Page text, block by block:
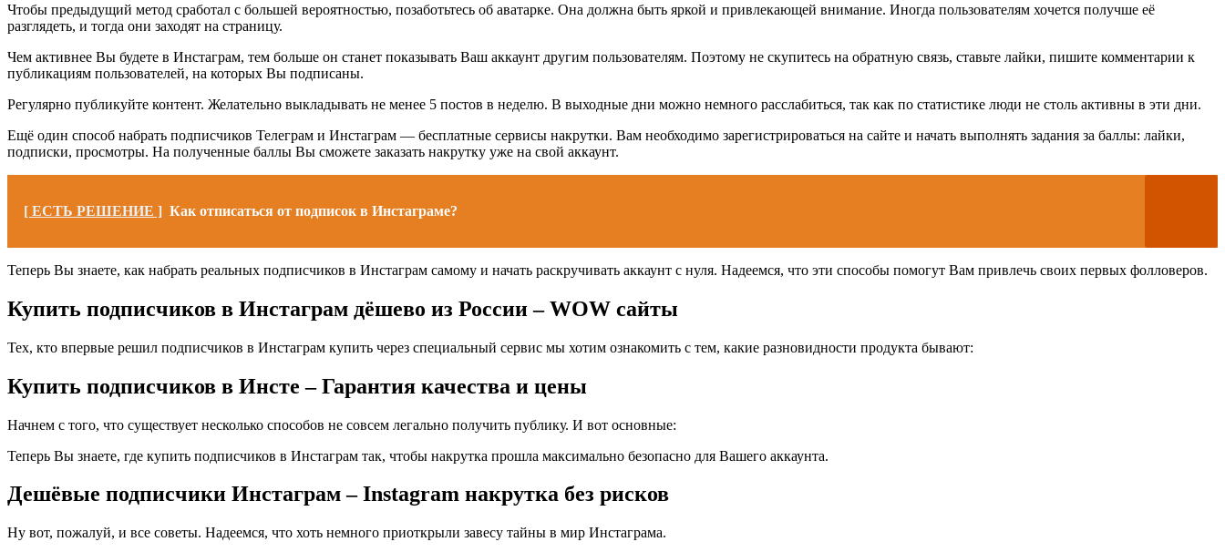
Чтобы предыдущий метод сработал с большей вероятностью, позаботьтесь об аватарке. Она должна быть яркой и привлекающей внимание. Иногда пользователям хочется получше её
разглядеть, и тогда они заходят на страницу.
Чем активнее Вы будете в Инстаграм, тем больше он станет показывать Ваш аккаунт другим пользователям. Поэтому не скупитесь на обратную связь, ставьте лайки, пишите комментарии к
публикациям пользователей, на которых Вы подписаны.
Регулярно публикуйте контент. Желательно выкладывать не менее 5 постов в неделю. В выходные дни можно немного расслабиться, так как по статистике люди не столь активны в эти дни.
Ещё один способ набрать подписчиков Телеграм и Инстаграм — бесплатные сервисы накрутки. Вам необходимо зарегистрироваться на сайте и начать выполнять задания за баллы: лайки,
подписки, просмотры. На полученные баллы Вы сможете заказать накрутку уже на свой аккаунт.
[ ЕСТЬ РЕШЕНИЕ ] Как отписаться от подписок в Инстаграме?
Теперь Вы знаете, как набрать реальных подписчиков в Инстаграм самому и начать раскручивать аккаунт с нуля. Надеемся, что эти способы помогут Вам привлечь своих первых фолловеров.
Купить подписчиков в Инстаграм дёшево из России – WOW сайты
Тех, кто впервые решил подписчиков в Инстаграм купить через специальный сервис мы хотим ознакомить с тем, какие разновидности продукта бывают:
Купить подписчиков в Инсте – Гарантия качества и цены
Начнем с того, что существует несколько способов не совсем легально получить публику. И вот основные:
Теперь Вы знаете, где купить подписчиков в Инстаграм так, чтобы накрутка прошла максимально безопасно для Вашего аккаунта.
Дешёвые подписчики Инстаграм – Instagram накрутка без рисков
Ну вот, пожалуй, и все советы. Надеемся, что хоть немного приоткрыли завесу тайны в мир Инстаграма.